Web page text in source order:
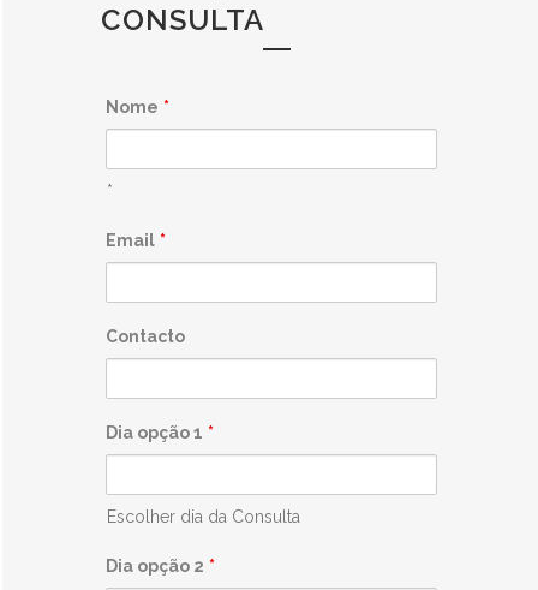
CONSULTA
Nome *
*
Email *
Contacto
Dia opção 1 *
Escolher dia da Consulta
Dia opção 2 *